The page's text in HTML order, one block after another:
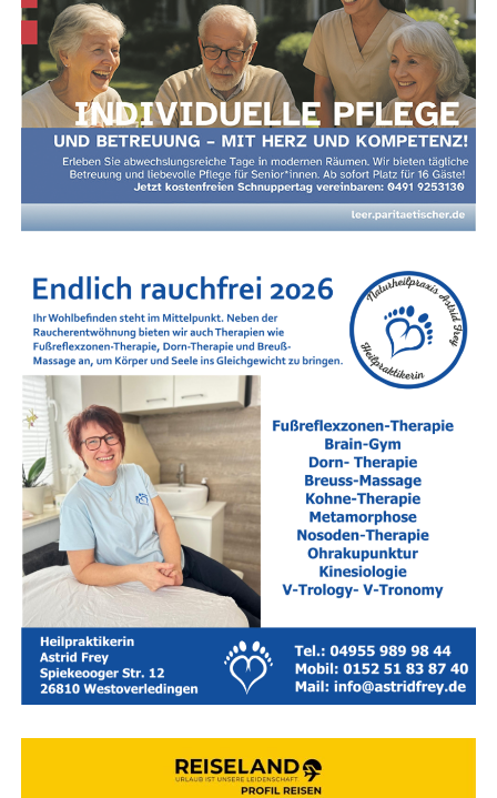
Wor­auf bei der Buchung geach­tet
Show­time! QUEEN MAY ROCK zün­det ein Feu­er­
werk aus Queen-Klas­si­kern – vol­ler Gla­mour, Chö­
re und legen­dä­rer Rock-Oper-Momen­te. Eine
Hom­mage an eine der größ­ten Bands aller Zei­ten
– mit dem Anspruch, dem Ori­gi­nal­ge­fühl so nah
wie mög­lich zu kommen.
Der Vor­ver­kauf star­tet zeitnah.
Star­ke Part­ner an Bord
Unter­stützt wird das Fes­ti­val von star­ken Part­nern aus der
Region:
Alli­anz Bohl­mann, Möbel­haus Berg­enthal, DÜRING
Immo­bi­li­en, Kru­se Moden, Men­gers am Markt sowie
TUI Rei­se­Cen­ter Bohlmann.
Medi­en­part­ner:Lese­r­ECHO-Ver­lag und dieFace­book­
sei­te „Wir Leera­ner“.
Anzeige
Rei­se­land — Ihr Rei­se­bü­ro für Ost­frie­sand — Leer — Aurich
— Emden